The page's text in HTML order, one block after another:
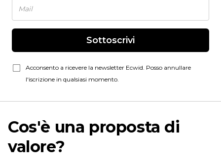
Sottoscrivi
Acconsento a ricevere la newsletter Ecwid. Posso annullare
l'iscrizione in qualsiasi momento.
Cos'è una proposta di
valore?